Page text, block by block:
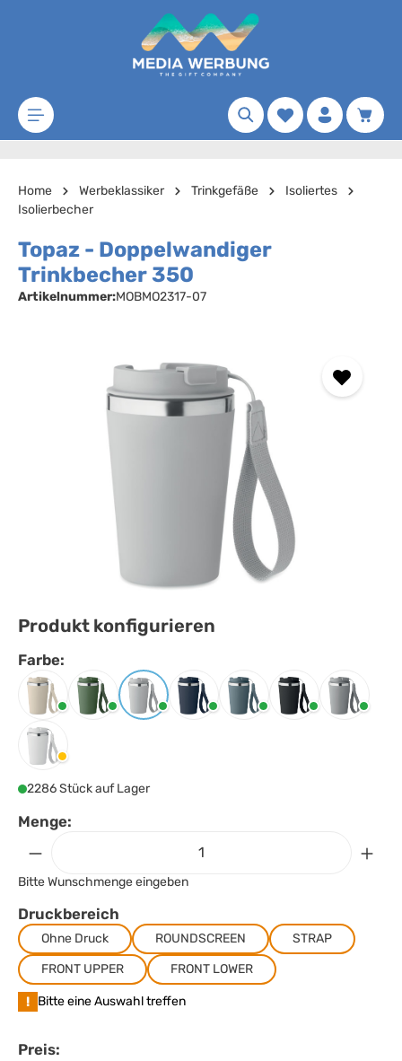
Zum Hauptinhalt springen
Merkzettel
Home Werbeklassiker Trinkgefäße
Isoliertes
Isolierbecher
Topaz - Doppelwandiger
Trinkbecher 350
Artikelnummer:MOBMO2317-07
Produkt konfigurieren
Farbe:
Farbe auswählen
Beige DunkelgrünGrau MarineblauPetrol Schwarz Steingrau
Weiss
2286 Stück auf Lager
Menge:
Bitte Wunschmenge eingeben
Druckbereich
Ohne Druck ROUNDSCREEN
STRAP
FRONT UPPER
FRONT LOWER
! Bitte eine Auswahl treffen
Preis: